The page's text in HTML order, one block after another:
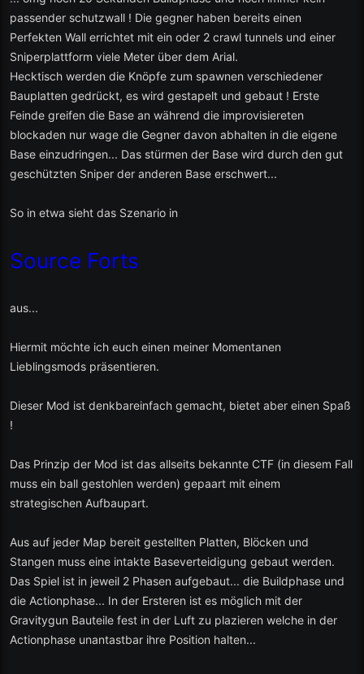
passender schutzwall ! Die gegner haben bereits einen
Perfekten Wall errichtet mit ein oder 2 crawl tunnels und einer
Sniperplattform viele Meter über dem Arial.
Hecktisch werden die Knöpfe zum spawnen verschiedener
Bauplatten gedrückt, es wird gestapelt und gebaut ! Erste
Feinde greifen die Base an während die improvisiereten
blockaden nur wage die Gegner davon abhalten in die eigene
Base einzudringen... Das stürmen der Base wird durch den gut
geschützten Sniper der anderen Base erschwert...
So in etwa sieht das Szenario in
Source Forts
aus...
Hiermit möchte ich euch einen meiner Momentanen
Lieblingsmods präsentieren.
Dieser Mod ist denkbareinfach gemacht, bietet aber einen Spaß
!
Das Prinzip der Mod ist das allseits bekannte CTF (in diesem Fall
muss ein ball gestohlen werden) gepaart mit einem
strategischen Aufbaupart.
Aus auf jeder Map bereit gestellten Platten, Blöcken und
Stangen muss eine intakte Baseverteidigung gebaut werden.
Das Spiel ist in jeweil 2 Phasen aufgebaut... die Buildphase und
die Actionphase... In der Ersteren ist es möglich mit der
Gravitygun Bauteile fest in der Luft zu plazieren welche in der
Actionphase unantastbar ihre Position halten...